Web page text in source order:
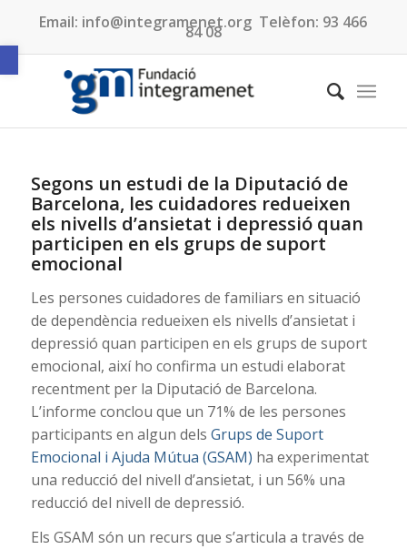
Obre la barra d'eines
Email: info@integramenet.org Telèfon: 93 466
84 08
Segons un estudi de la Diputació de
Barcelona, les cuidadores redueixen
els nivells d’ansietat i depressió quan
participen en els grups de suport
emocional
Les persones cuidadores de familiars en situació
de dependència redueixen els nivells d’ansietat i
depressió quan participen en els grups de suport
emocional, així ho confirma un estudi elaborat
recentment per la Diputació de Barcelona.
L’informe conclou que un 71% de les persones
participants en algun dels Grups de Suport
Emocional i Ajuda Mútua (GSAM) ha experimentat
una reducció del nivell d’ansietat, i un 56% una
reducció del nivell de depressió.
Els GSAM són un recurs que s’articula a través de